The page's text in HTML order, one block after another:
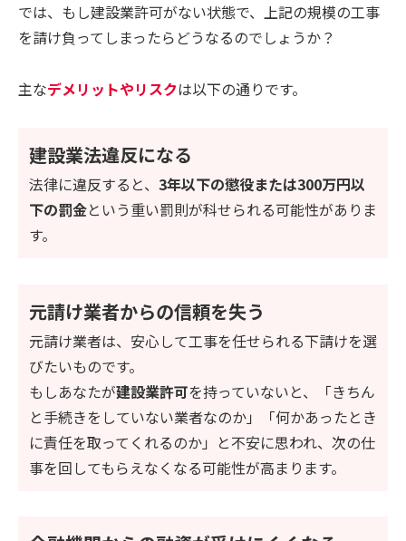
では、もし建設業許可がない状態で、上記の規模の工事
を請け負ってしまったらどうなるのでしょうか？
主なデメリットやリスクは以下の通りです。
建設業法違反になる
法律に違反すると、 3年以下の懲役または300万円以
下の罰金という重い罰則が科せられる可能性がありま
す。
元請け業者からの信頼を失う
元請け業者は、安心して工事を任せられる下請けを選
びたいものです。
もしあなたが建設業許可を持っていないと、「きちん
と手続きをしていない業者なのか」「何かあったとき
に責任を取ってくれるのか」と不安に思われ、次の仕
事を回してもらえなくなる可能性が高まります。